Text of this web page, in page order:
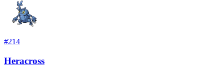
#214
Heracross